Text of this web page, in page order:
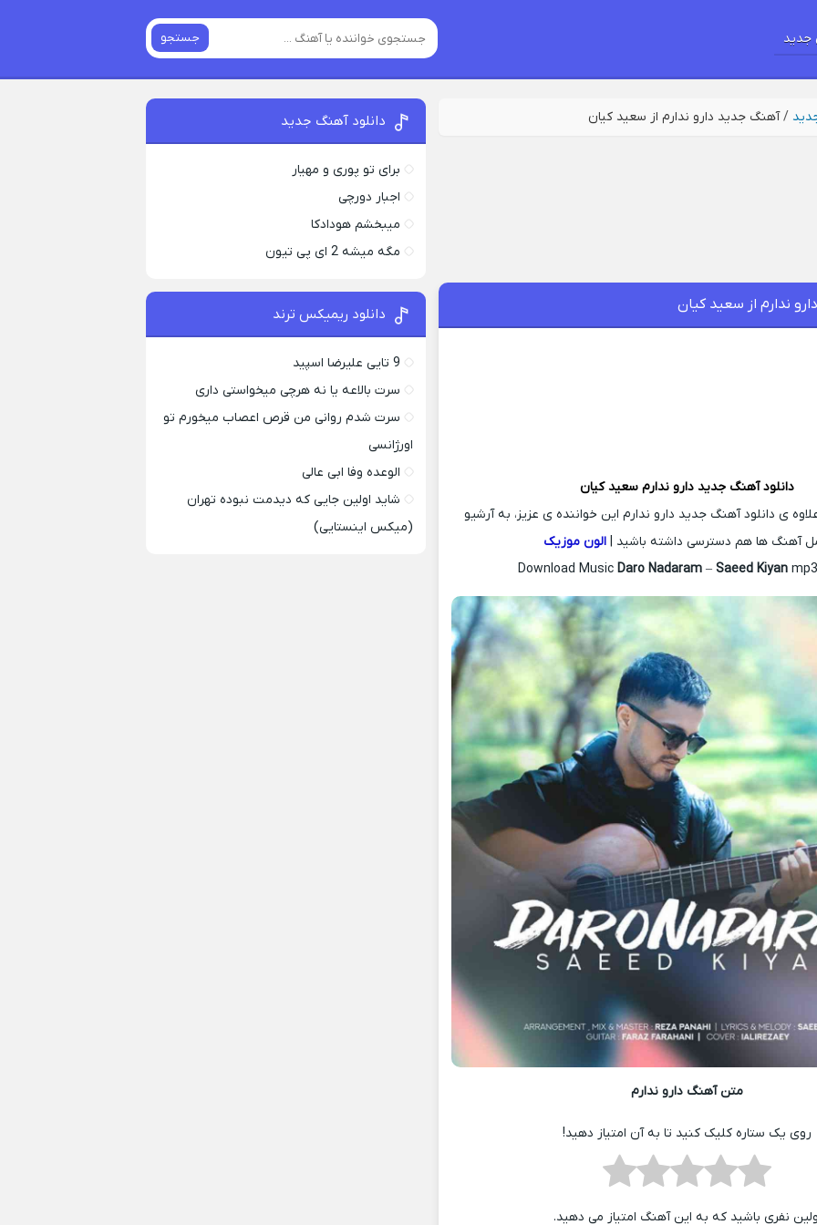
جستجو
/آهنگ جدید دارو ندارم از سعید کیان
ندارم از سعید کیان
دانلود آهنگ جدیددارو ندارم سعید کیان
ی دانلود آهنگ جدید دارو ندارم این خواننده ی عزیز، به آرشیو
آهنگ ها هم دسترسی داشته باشید | الون موزیک
Download MusicDaro Nadaram –Saeed Kiyan
متن آهنگ دارو ندارم
روی یک ستاره کلیک کنید تا به آن امتیاز دهید!
نفری باشید که به این آهنگ امتیاز می دهید.
دانلود آهنگ جدید
برای تو پوری و مهیار
اجبار دورچی
میبخشم هودادکا
مگه میشه 2 ای پی تیون
دانلود ریمیکس ترند
9 تایی علیرضا اسپید
سرت بالاعه یا نه هرچی میخواستی داری
سرت شدم روانی من قرص اعصاب میخورم تو
اورژانسی
الوعده وفا ابی عالی
شاید اولین جایی که دیدمت نبوده تهران
(میکس اینستایی)